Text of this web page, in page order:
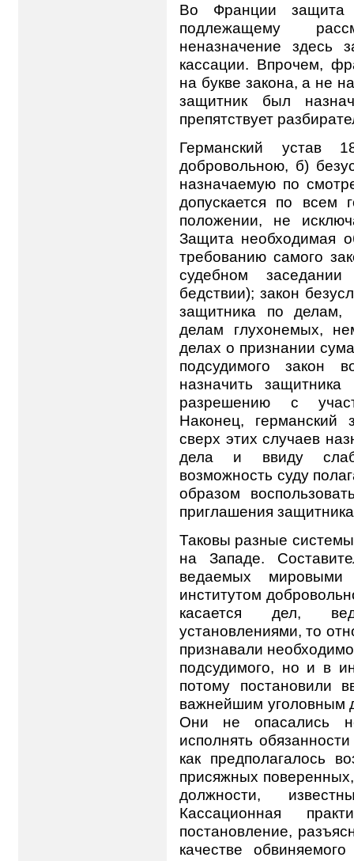
Во Франции защита
подлежащему
неназначение здесь
кассации. Впрочем,
на букве закона, а не
защитник был
препятствует
Германский устав
добровольною, б)
назначаемую по
допускается по
положении, не
Защита необходимая
требованию самого
судебном
бедствии); закон
защитника по делам,
делам глухонемых,
делах о признании
подсудимого закон
назначить
разрешению с
Наконец, германский
сверх этих случаев
дела и ввиду
возможность суду
образом
приглашения
Таковы разные
на Западе.
ведаемых мировыми
институтом
касается дел,
установлениями, то
признавали
подсудимого, но и в
потому постановили
важнейшим уголовным
Они не опасались
исполнять
как предполагалось
присяжных
должности,
Кассационная
постановление,
качестве